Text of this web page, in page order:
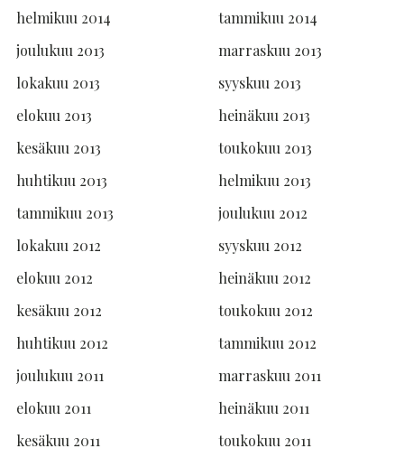
helmikuu 2014
tammikuu 2014
joulukuu 2013
marraskuu 2013
lokakuu 2013
syyskuu 2013
elokuu 2013
heinäkuu 2013
kesäkuu 2013
toukokuu 2013
huhtikuu 2013
helmikuu 2013
tammikuu 2013
joulukuu 2012
lokakuu 2012
syyskuu 2012
elokuu 2012
heinäkuu 2012
kesäkuu 2012
toukokuu 2012
huhtikuu 2012
tammikuu 2012
joulukuu 2011
marraskuu 2011
elokuu 2011
heinäkuu 2011
kesäkuu 2011
toukokuu 2011